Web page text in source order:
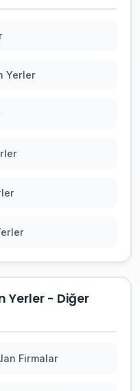
Yerler
Yerler - Diğer
Firmalar